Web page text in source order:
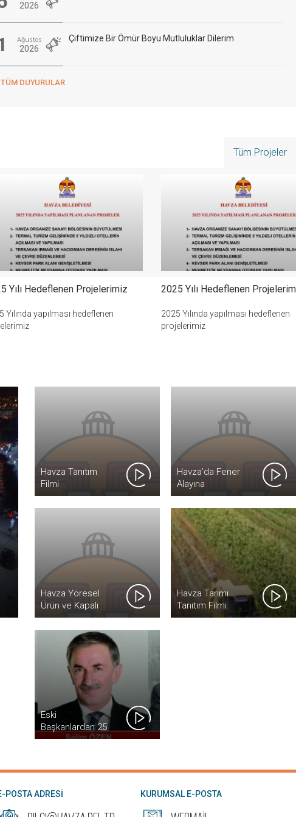
2026
Ağustos
2026
Çiftimize Bir Ömür Boyu Mutluluklar Dilerim
Ağustos
Temmuz
29 Temmuz
2026
Diyanet Gençlik Merkezi, Sünnetçi Camii
Kırmızı-beyaz Heyecan Havza’mızda!
Temmuz
Belediye Hizmet Binası
Temmuz
Kevser Camii Yaz Kuran Kursu Programı
Kapsamında, Belediye Başkanımız Sn. Av. Murat
İkiz ve Havza İlçe Müftüsü Sn. Cemil Alıcı ile Birlikte
Öğrencilere Simit ve Meyve Suyu İkramında
Temmuz
Geleceğimizin Teminatı, Gönüllerimizin Neşesi
Yavrularımızla Buluştuk.
Temmuz 15 Temmuz Kevser Meydanı
Havza Kaymakamlığı
Havza Belediyemiz ile Kapaklı Belediyesi Arasında,
Şehirlerimiz Arasındaki Dayanışmayı ve İş Birliğini
Güçlendirecek Kardeş Şehir Protokolünü İmzaladık.
Temmuz
2026
Havza Belediyemiz ile Kapaklı Belediyesi Arasında,
Şehirlerimiz Arasındaki Dayanışmayı ve İş Birliğini
Paylaşımına Katkı Sağlamasını Temenni Ediyorum.
Mustafa Çetin Başkanımıza ve Beraberindeki Ak
Temmuz Kültür Merkezi Havza
TÜM DUYURULAR
Tüm Projeler
Yılı Hedeflenen Projelerimiz
Yılında yapılması hedeflenen
2025 Yılı Hedeflenen
2025 Yılında yapılması hedeflenen
projelerimiz
Havza Tanıtım
Filmi
Havza’da Fener
Alayına
Vatandaşların
Yoğun Katılım
Havza Yöresel
Ürün ve Kapalı
Pazaryeri'nin
İnşasına
Başlandı
Havza Tarımı
Tanıtım Filmi
Eski
Başkanlardan 25
Mayıs Mesajları
POSTA ADRESİ KURUMSAL E-POSTA